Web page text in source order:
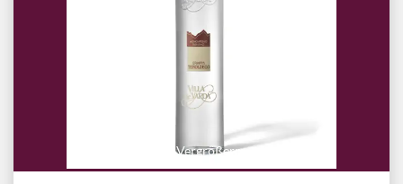
Geschenk-Pakete
Marken
Inspiration
Rezepte & Ideen
Gutscheine
Vergrößern